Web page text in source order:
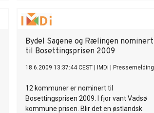
Bydel Sagene og Rælingen nominert
til Bosettingsprisen 2009
18.6.2009 13:37:44 CEST IMDi Pressemelding
12 kommuner er nominert til
Bosettingsprisen 2009. I fjor vant Vadsø
kommune prisen. Blir det en østlandsk